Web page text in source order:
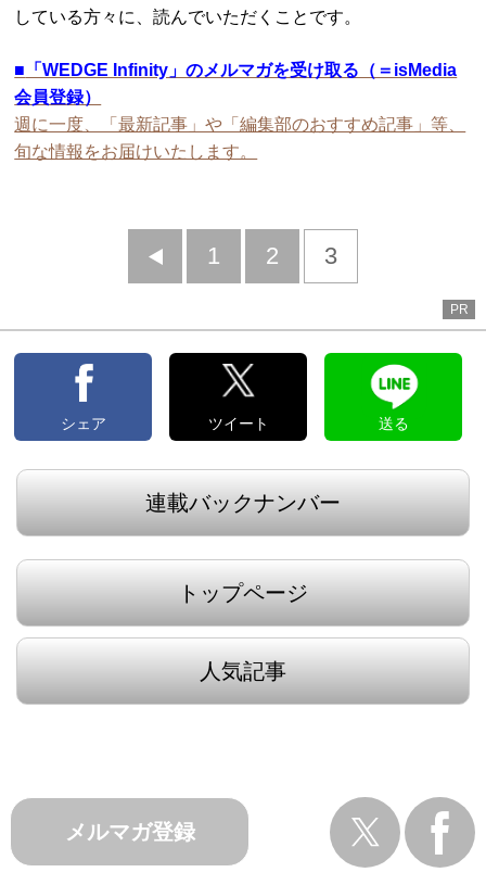
している方々に、読んでいただくことです。
■ 「WEDGE Infinity」のメルマガを受け取る（＝isMedia
会員登録）
週に一度、「最新記事」や「編集部のおすすめ記事」等、
旬な情報をお届けいたします。
前
1 2 3
PR
シェア ツイート 送る
連載バックナンバー
トップページ
人気記事
メルマガ登録